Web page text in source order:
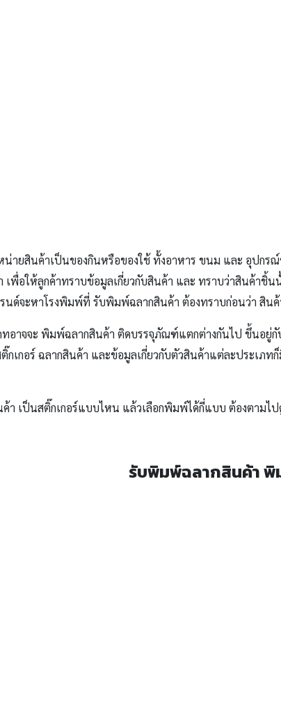
ายสินค้าเป็นของกินหรือของใช้ ทั้งอาหาร ขนม และ อุปกร
เพื่อให้ลูกค้าทราบข้อมูลเกี่ยวกับสินค้า และ ทราบว่าสินค้า
นด์จะหาโรงพิมพ์ที่ รับพิมพ์ฉลากสินค้า ต้องทราบก่อนว่า สิน
ทอาจจะ พิมพ์ฉลากสินค้า ติดบรรจุภัณฑ์แตกต่างกันไป ขึ้นอ
กเกอร์ ฉลากสินค้า และข้อมูลเกี่ยวกับตัวสินค้าแต่ละประเภ
า เป็นสติ๊กเกอร์แบบไหน แล้วเลือกพิมพ์ได้กี่แบบ ต้องตามไ
รับพิมพ์ฉลากสินค้า